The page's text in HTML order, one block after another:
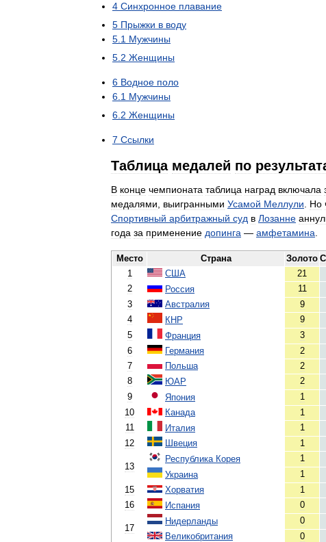
4 Синхронное плавание
5 Прыжки в воду
5 1 Мужчины
5 2 Женщины
6 Водное поло
6 1 Мужчины
6 2 Женщины
7 Ссылки
Таблица медалей по
В конце чемпионата таблица наград включала
медалями
выигранными Усамой Меллули Но
Спортивный арбитражный суд в Лозанне
года за применение допинга — амфетамина
Место Страна Золото
1
США 21
2
Россия 11
3
Австралия 9
4
КНР 9
5
Франция 3
6
Германия 2
7
Польша 2
8
ЮАР 2
9
Япония 1
10
Канада 1
11
Италия 1
12
Швеция 1
13
Республика Корея 1
Украина
1
15
Хорватия 1
16
Испания 0
17
Нидерланды 0
Великобритания
0